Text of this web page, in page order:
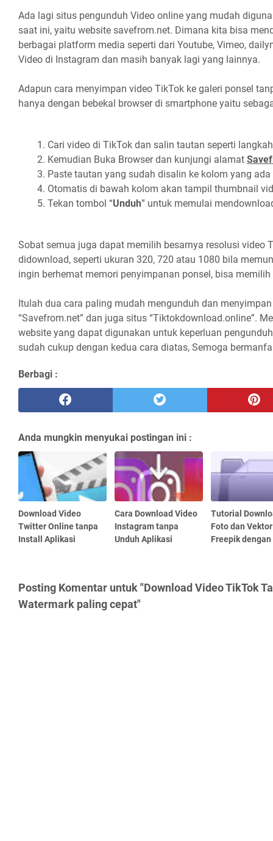
Ada lagi situs pengunduh Video online yang mudah
saat ini, yaitu website savefrom.net. Dimana kita bisa
berbagai platform media seperti dari Youtube, Vimeo,
Video di Instagram dan masih banyak lagi yang lainnya.
Adapun cara menyimpan video TikTok ke galeri ponsel
hanya dengan bebekal browser di smartphone yaitu
Cari video di TikTok dan salin tautan seperti
Kemudian Buka Browser dan kunjungi alamat
Paste tautan yang sudah disalin ke kolom yang ada
Otomatis di bawah kolom akan tampil thumbnail
Tekan tombol “Unduh” untuk memulai
Sobat semua juga dapat memilih besarnya resolusi video
didownload, seperti ukuran 320, 720 atau 1080 bila
ingin berhemat memori penyimpanan ponsel, bisa
Itulah dua cara paling mudah mengunduh dan
“Savefrom.net” dan juga situs “Tiktokdownload.online”.
website yang dapat digunakan untuk keperluan
sudah cukup dengan kedua cara diatas, Semoga
Berbagi :
Anda mungkin menyukai postingan ini :
Download Video
Twitter Online tanpa
Install Aplikasi
Cara Download Video
Instagram tanpa
Unduh Aplikasi
Tutorial
Foto dan
Freepik
Posting Komentar untuk "Download Video TikTok
Watermark paling cepat"